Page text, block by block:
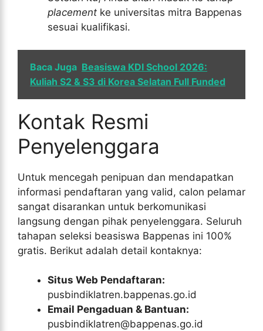
placement ke universitas mitra Bappenas
sesuai kualifikasi.
Baca Juga Beasiswa KDI School 2026:
Kuliah S2 & S3 di Korea Selatan Full Funded
Kontak Resmi
Penyelenggara
Untuk mencegah penipuan dan mendapatkan
informasi pendaftaran yang valid, calon pelamar
sangat disarankan untuk berkomunikasi
langsung dengan pihak penyelenggara. Seluruh
tahapan seleksi beasiswa Bappenas ini 100%
gratis. Berikut adalah detail kontaknya:
Situs Web Pendaftaran:
pusbindiklatren.bappenas.go.id
Email Pengaduan & Bantuan:
pusbindiklatren@bappenas.go.id